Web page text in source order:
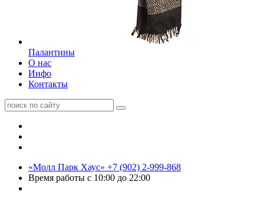
Палантины
О нас
Инфо
Контакты
«Молл Парк Хаус» +7 (902) 2-999-868
Время работы с 10:00 до 22:00